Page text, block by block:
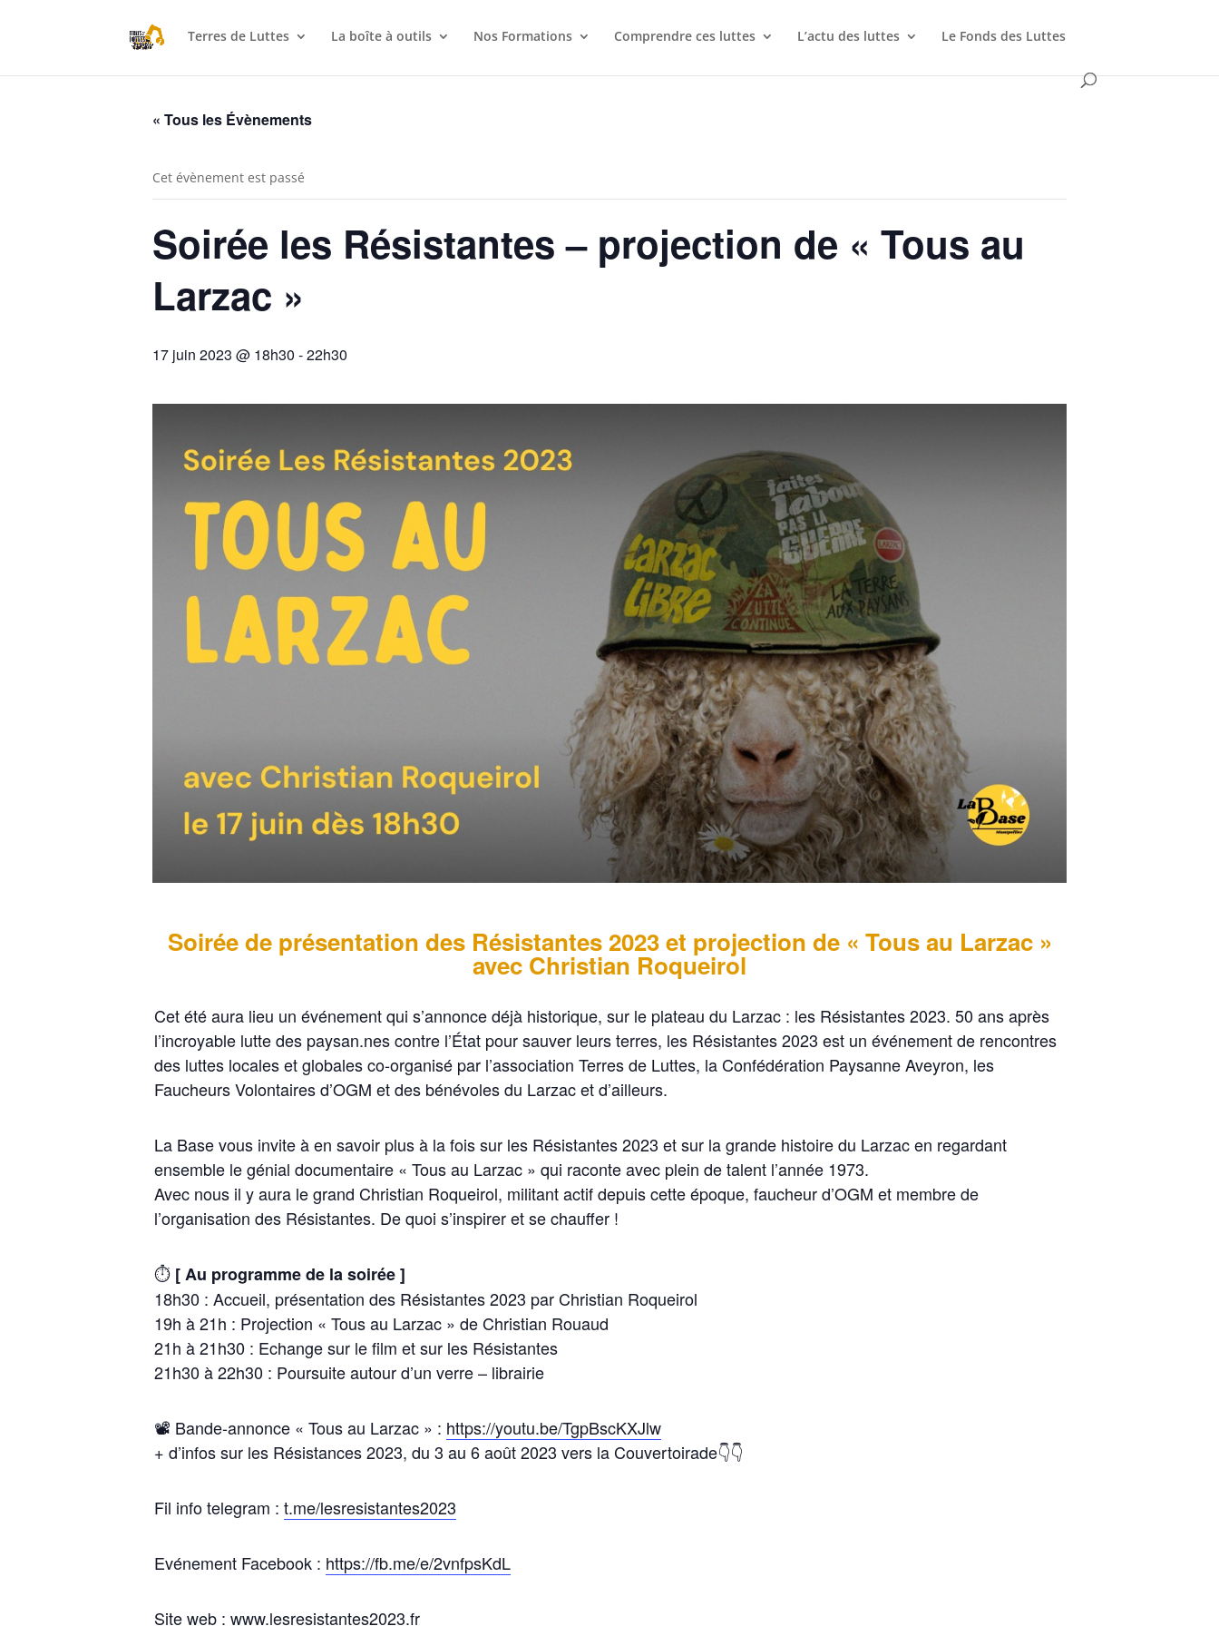
Terres de Luttes La boîte à outils Nos Formations Comprendre ces luttes L’actu des luttes Le Fonds des Luttes
« Tous les Évènements
Cet évènement est passé
Soirée les Résistantes – projection de « Tous au
Larzac »
17 juin 2023 @ 18h30 -22h30
Soirée de présentation des Résistantes 2023 et projection de « Tous au Larzac »
avec Christian Roqueirol
Cet été aura lieu un événement qui s’annonce déjà historique, sur le plateau du Larzac : les Résistantes 2023. 50 ans après
l’incroyable lutte des paysan.nes contre l’État pour sauver leurs terres, les Résistantes 2023 est un événement de rencontres
des luttes locales et globales co-organisé par l’association Terres de Luttes, la Confédération Paysanne Aveyron, les
Faucheurs Volontaires d’OGM et des bénévoles du Larzac et d’ailleurs.
La Base vous invite à en savoir plus à la fois sur les Résistantes 2023 et sur la grande histoire du Larzac en regardant
ensemble le génial documentaire « Tous au Larzac » qui raconte avec plein de talent l’année 1973.
Avec nous il y aura le grand Christian Roqueirol, militant actif depuis cette époque, faucheur d’OGM et membre de
l’organisation des Résistantes. De quoi s’inspirer et se chauffer !
⏱ [ Au programme de la soirée ]
18h30 : Accueil, présentation des Résistantes 2023 par Christian Roqueirol
19h à 21h : Projection « Tous au Larzac » de Christian Rouaud
21h à 21h30 : Echange sur le film et sur les Résistantes
21h30 à 22h30 : Poursuite autour d’un verre – librairie
📽 Bande-annonce « Tous au Larzac » : https://youtu.be/TgpBscKXJlw
+ d’infos sur les Résistances 2023, du 3 au 6 août 2023 vers la Couvertoirade👇👇
Fil info telegram : t.me/lesresistantes2023
Evénement Facebook : https://fb.me/e/2vnfpsKdL
Site web : www.lesresistantes2023.fr